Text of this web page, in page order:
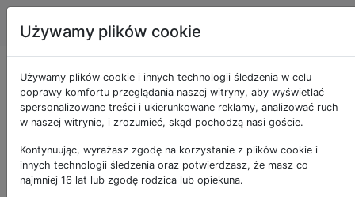
Apple Tagi
Jak zamknąć
wszystkie okna Mac
OS X Finder?
Używamy plików cookie
Używamy plików cookie i innych technologii śledzenia w celu
poprawy komfortu przeglądania naszej witryny, aby wyświetlać
spersonalizowane treści i ukierunkowane reklamy, analizować ruch
w naszej witrynie, i zrozumieć, skąd pochodzą nasi goście.
Kontynuując, wyrażasz zgodę na korzystanie z plików cookie i
innych technologii śledzenia oraz potwierdzasz, że masz co
najmniej 16 lat lub zgodę rodzica lub opiekuna.